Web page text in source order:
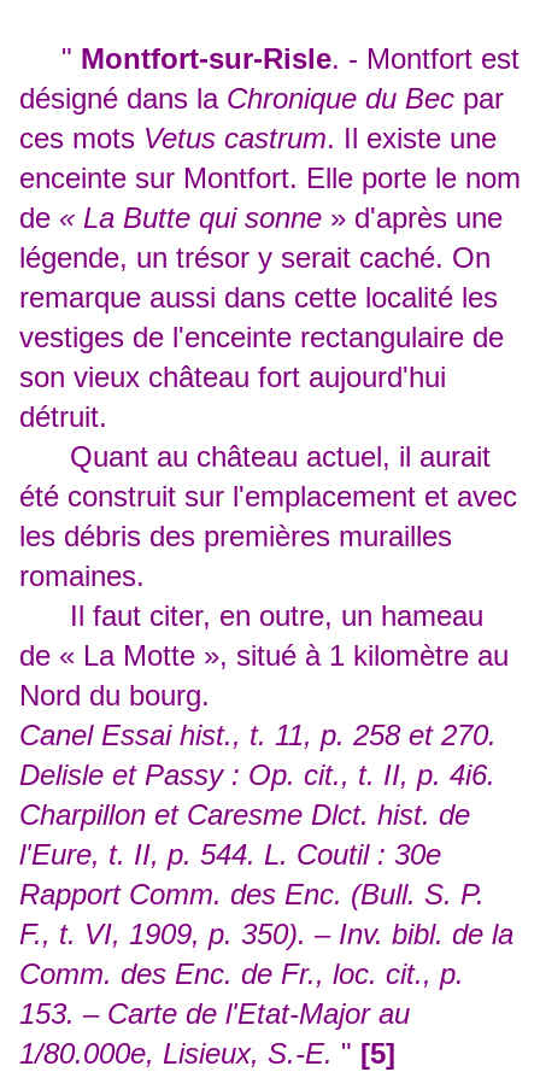
" Montfort-sur-Risle. - Montfort est
désigné dans la Chronique du Bec par
ces mots Vetus castrum. Il existe une
enceinte sur Montfort. Elle porte le nom
de « La Butte qui sonne » d'après une
légende, un trésor y serait caché. On
remarque aussi dans cette localité les
vestiges de l'enceinte rectangulaire de
son vieux château fort aujourd'hui
détruit.
Quant au château actuel, il aurait
été construit sur l'emplacement et avec
les débris des premières murailles
romaines.
Il faut citer, en outre, un hameau
de « La Motte », situé à 1 kilomètre au
Nord du bourg.
Canel Essai hist., t. 11, p. 258 et 270.
Delisle et Passy : Op. cit., t. II, p. 4i6.
Charpillon et Caresme Dlct. hist. de
l'Eure, t. II, p. 544. L. Coutil : 30e
Rapport Comm. des Enc. (Bull. S. P.
F., t. VI, 1909, p. 350). – Inv. bibl. de la
Comm. des Enc. de Fr., loc. cit., p.
153. – Carte de l'Etat-Major au
1/80.000e, Lisieux, S.-E. " [5]